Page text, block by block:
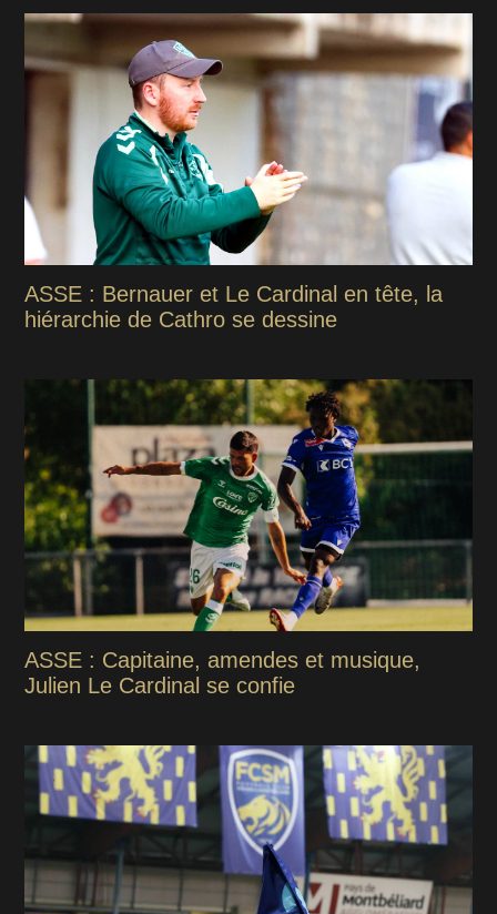
ASSE : Bernauer et Le Cardinal en tête, la
hiérarchie de Cathro se dessine
ASSE : Capitaine, amendes et musique,
Julien Le Cardinal se confie